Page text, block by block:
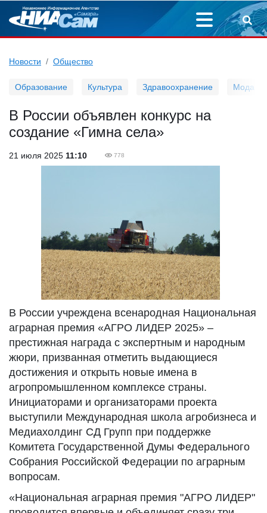
Новости Общество
Образование Культура Здравоохранение Мода
В России объявлен конкурс на
создание «Гимна села»
21 июля 2025 11:10 778
В России учреждена всенародная Национальная
аграрная премия «АГРО ЛИДЕР 2025» –
престижная награда с экспертным и народным
жюри, призванная отметить выдающиеся
достижения и открыть новые имена в
агропромышленном комплексе страны.
Инициаторами и организаторами проекта
выступили Международная школа агробизнеса и
Медиахолдинг СД Групп при поддержке
Комитета Государственной Думы Федерального
Собрания Российской Федерации по аграрным
вопросам.
«Национальная аграрная премия "АГРО ЛИДЕР"